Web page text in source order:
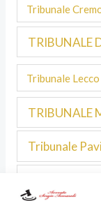
Tribunale
TRIBUNALE
Tribunale Lecco
TRIBUNALE
Tribunale